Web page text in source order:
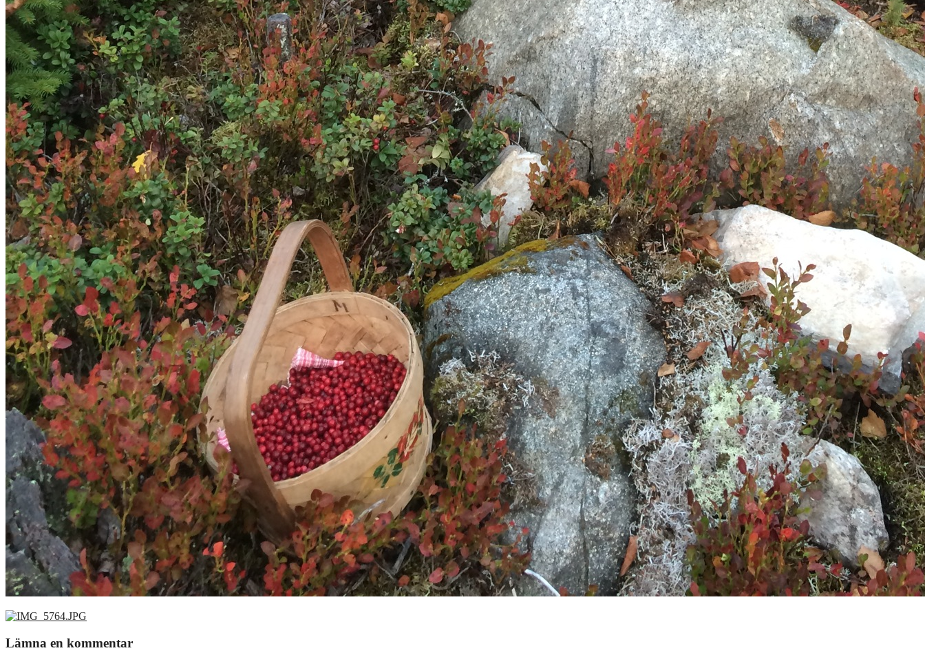
Lämna en kommentar